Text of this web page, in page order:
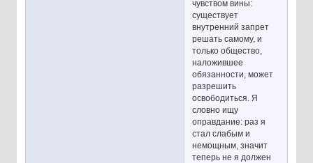
чувством вины:
существует
внутренний запрет
решать самому, и
только общество,
наложившее
обязанности, может
разрешить
освободиться. Я
словно ищу
оправдание: раз я
стал слабым и
немощным, значит
теперь не я должен